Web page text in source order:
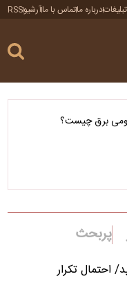
تبلیغاتدرباره ماتماس با ماآرشیوRSS
برق چیست؟
پربحث
احتمال تکرار